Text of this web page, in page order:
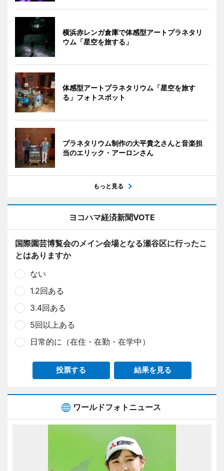
横浜赤レンガ倉庫で体感型アートプラネタリ
ウム「星空を旅する」
体感型アートプラネタリウム「星空を旅す
る」フォトスポット
プラネタリウム制作の大平貴之さんと音楽担
当のエリック・アーロンさん
もっと見る
ヨコハマ経済新聞VOTE
国際園芸博覧会のメイン会場となる瀬谷区に行ったこ
とはありますか
ない
1.2回ある
3.4回ある
5回以上ある
日常的に（在住・在勤・在学中）
投票する 結果を見る
ワールドフォトニュース